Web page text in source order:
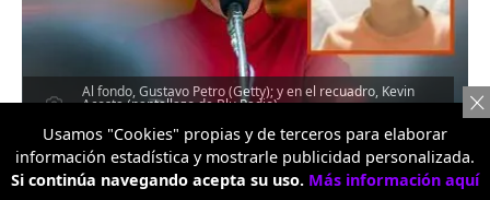
Al fondo, Gustavo Petro (Getty); y en el recuadro, Kevin
Acosta (pantallazo de Blu Radio)
Escucha el artículo
00:00 …
Usamos "Cookies" propias y de terceros para elaborar
información estadística y mostrarle publicidad personalizada.
Si continúa navegando acepta su uso. Más información aquí